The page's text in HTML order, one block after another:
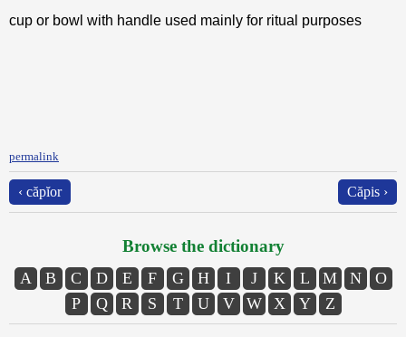
cup or bowl with handle used mainly for ritual purposes
permalink
‹ căpĭor Căpis ›
Browse the dictionary
A B C D E F G H I J K L M N
O
P
Q R S T U V W X Y Z